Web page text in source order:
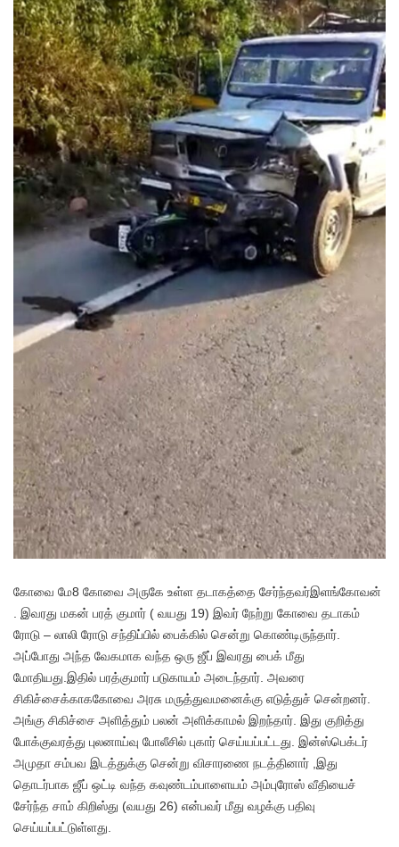
கோவை மே8 கோவை அருகே உள்ள தடாகத்தை சேர்ந்தவர்இளங்கோவன்
. இவரது மகன் பரத் குமார் ( வயது 19) இவர் நேற்று கோவை தடாகம்
ரோடு – லாலி ரோடு சந்திப்பில் பைக்கில் சென்று கொண்டிருந்தார்.
அப்போது அந்த வேகமாக வந்த ஒரு ஜீப் இவரது பைக் மீது
மோதியது.இதில் பரத்குமார் படுகாயம் அடைந்தார். அவரை
சிகிச்சைக்காககோவை அரசு மருத்துவமனைக்கு எடுத்துச் சென்றனர்.
அங்கு சிகிச்சை அளித்தும் பலன் அளிக்காமல் இறந்தார். இது குறித்து
போக்குவரத்து புலனாய்வு போலீசில் புகார் செய்யப்பட்டது. இன்ஸ்பெக்டர்
அமுதா சம்பவ இடத்துக்கு சென்று விசாரணை நடத்தினார் ,இது
தொடர்பாக ஜீப் ஒட்டி வந்த கவுண்டம்பாளையம் அம்புரோஸ் வீதியைச்
சேர்ந்த சாம் கிறிஸ்து (வயது 26) என்பவர் மீது வழக்கு பதிவு
செய்யப்பட்டுள்ளது.